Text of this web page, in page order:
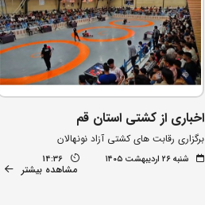
اخباری از کشتی استان قم
برگزاری رقابت های کشتی آزاد نونهالان
شنبه ۲۶ اردیبهشت ۱۴۰۵ 14:36
مشاهده بیشتر